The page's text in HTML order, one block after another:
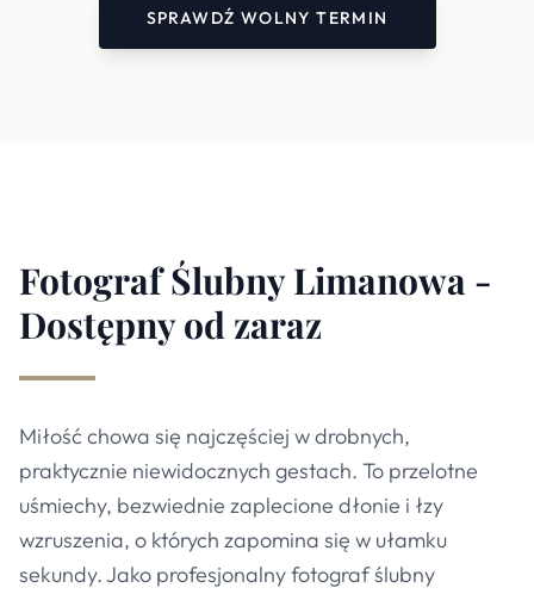
SPRAWDŹ WOLNY TERMIN
Fotograf Ślubny Limanowa -
Dostępny od zaraz
Miłość chowa się najczęściej w drobnych,
praktycznie niewidocznych gestach. To przelotne
uśmiechy, bezwiednie zaplecione dłonie i łzy
wzruszenia, o których zapomina się w ułamku
sekundy. Jako profesjonalny fotograf ślubny